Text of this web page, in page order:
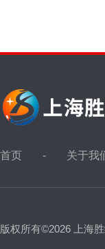
首页 关于我
版权所有©2026 上海